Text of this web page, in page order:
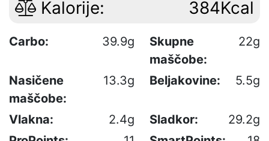
Kalorije: 384Kcal
Carbo: 39.9g
Skupne
maščobe:
22g
Nasičene
maščobe:
13.3g Beljakovine: 5.5g
Vlakna: 2.4g Sladkor:
29.2g